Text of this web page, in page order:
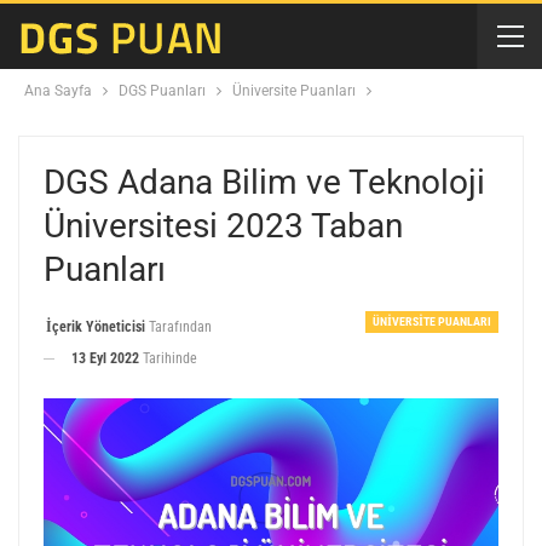
Ana Sayfa DGS Puanları Üniversite Puanları
DGS Adana Bilim ve Teknoloji
Üniversitesi 2023 Taban
Puanları
ÜNIVERSITE PUANLARI
İçerik Yöneticisi Tarafından
13 Eyl 2022 Tarihinde